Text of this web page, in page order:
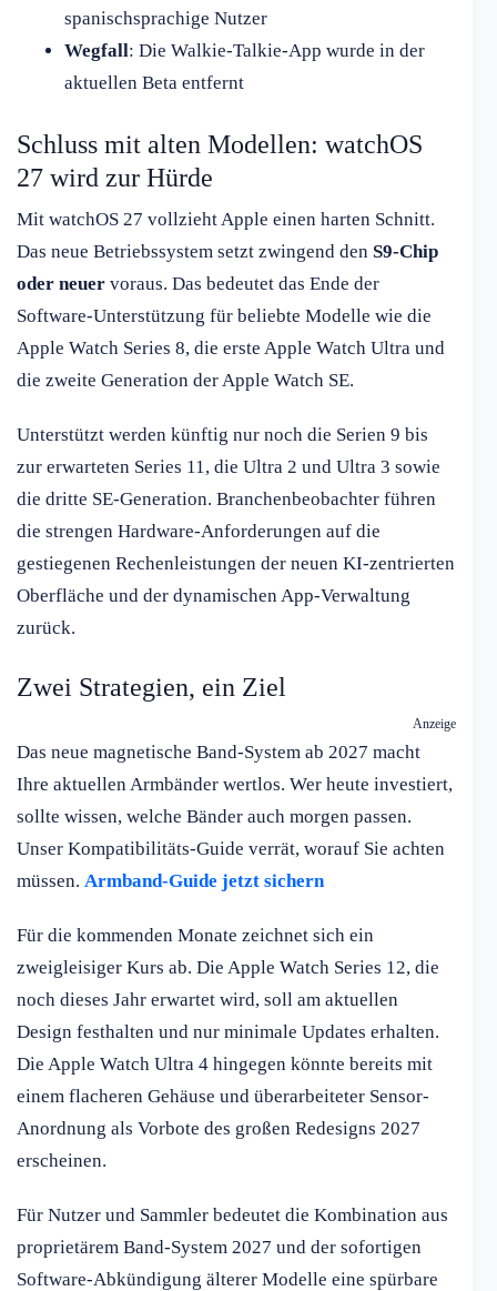
spanischsprachige Nutzer
Wegfall: Die Walkie-Talkie-App wurde in der
aktuellen Beta entfernt
Schluss mit alten Modellen: watchOS
27 wird zur Hürde
Mit watchOS 27 vollzieht Apple einen harten Schnitt.
Das neue Betriebssystem setzt zwingend den S9-Chip
oder neuer voraus. Das bedeutet das Ende der
Software-Unterstützung für beliebte Modelle wie die
Apple Watch Series 8, die erste Apple Watch Ultra und
die zweite Generation der Apple Watch SE.
Unterstützt werden künftig nur noch die Serien 9 bis
zur erwarteten Series 11, die Ultra 2 und Ultra 3 sowie
die dritte SE-Generation. Branchenbeobachter führen
die strengen Hardware-Anforderungen auf die
gestiegenen Rechenleistungen der neuen KI-zentrierten
Oberfläche und der dynamischen App-Verwaltung
zurück.
Zwei Strategien, ein Ziel
Anzeige
Das neue magnetische Band-System ab 2027 macht
Ihre aktuellen Armbänder wertlos. Wer heute investiert,
sollte wissen, welche Bänder auch morgen passen.
Unser Kompatibilitäts-Guide verrät, worauf Sie achten
müssen. Armband-Guide jetzt sichern
Für die kommenden Monate zeichnet sich ein
zweigleisiger Kurs ab. Die Apple Watch Series 12, die
noch dieses Jahr erwartet wird, soll am aktuellen
Design festhalten und nur minimale Updates erhalten.
Die Apple Watch Ultra 4 hingegen könnte bereits mit
einem flacheren Gehäuse und überarbeiteter Sensor-
Anordnung als Vorbote des großen Redesigns 2027
erscheinen.
Für Nutzer und Sammler bedeutet die Kombination aus
proprietärem Band-System 2027 und der sofortigen
Software-Abkündigung älterer Modelle eine spürbare